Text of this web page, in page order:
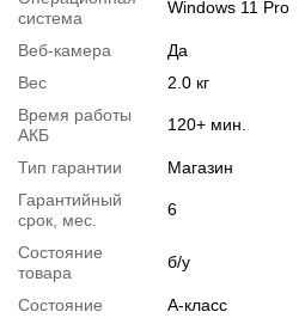
система
Windows 11 Pro
Веб-камера
Да
Вес
2.0 кг
Время работы
АКБ
120+ мин.
Тип гарантии
Магазин
Гарантийный
срок, мес.
6
Состояние
товара
б/у
Состояние
А-класс